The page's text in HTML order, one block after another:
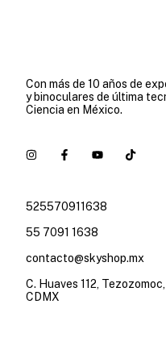
Con más de 10 años de
y binoculares de última
Ciencia en México.
525570911638
55 7091 1638
contacto@skyshop.mx
C. Huaves 112,
CDMX